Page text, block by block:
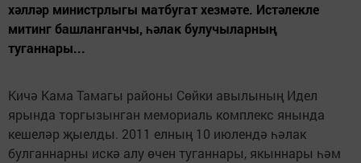
хәлләр министрлыгы матбугат хезмәте. Истәлекле
митинг башланганчы, һәлак булучыларның
туганнары...
Кичә Кама Тамагы районы Сөйки авылының Идел
ярында торгызынган мемориаль комплекс янында
кешеләр җыелды. 2011 елның 10 июлендә һәлак
булганнарны искә алу өчен туганнары, якыннары һәм